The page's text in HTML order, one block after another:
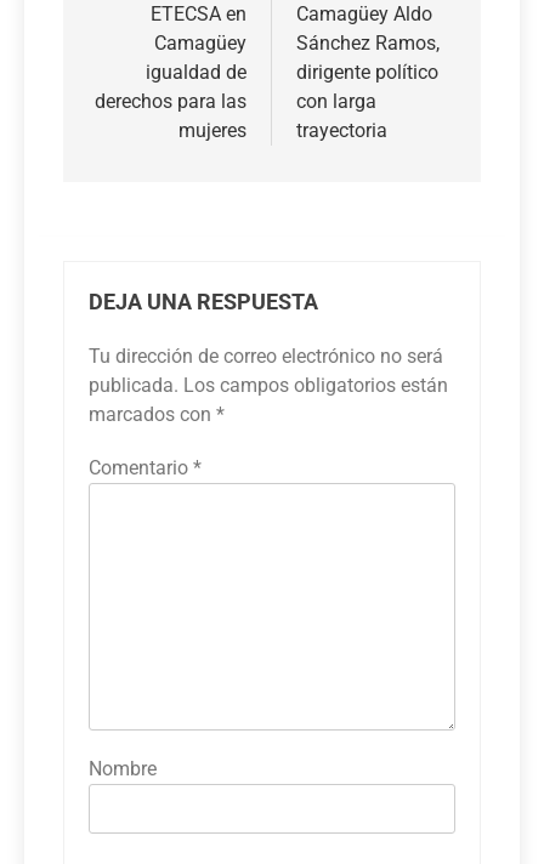
entradas
ETECSA en
Camagüey
igualdad de
derechos para las
mujeres
Camagüey Aldo
Sánchez Ramos,
dirigente político
con larga
trayectoria
DEJA UNA RESPUESTA
Tu dirección de correo electrónico no será
publicada. Los campos obligatorios están
marcados con *
Comentario *
Nombre